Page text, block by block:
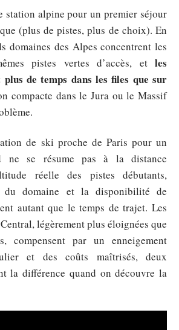
station alpine pour un premier séjour
(plus de pistes, plus de choix). En
domaines des Alpes concentrent les
pistes vertes d’accès, et les
plus de temps dans les files que sur
compacte dans le Jura ou le Massif
de ski proche de Paris pour un
ne se résume pas à la distance
réelle des pistes débutants,
du domaine et la disponibilité de
autant que le temps de trajet. Les
légèrement plus éloignées que
compensent par un enneigement
et des coûts maîtrisés, deux
la différence quand on découvre la